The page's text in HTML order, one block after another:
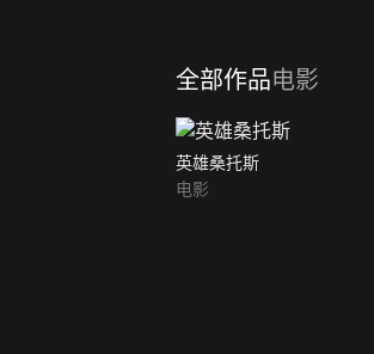
全部作品电影
英雄桑托斯
电影